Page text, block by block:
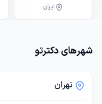
ایران
شهرهای دکترتو
تهران